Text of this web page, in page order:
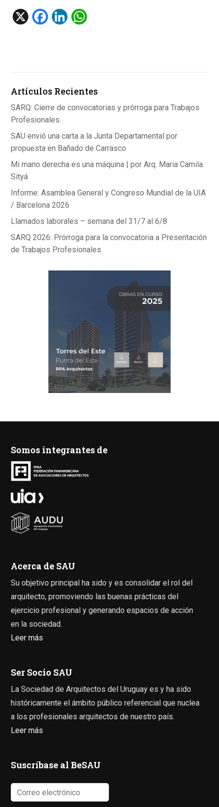
X
F
o
k
Li
p
p
Artículos Recientes
SARQ: Cierre de convocatorias y prórroga para Trabajos
Profesionales
SAU envió una carta a la Junta Departamental por
propuesta en Bañado de Carrasco
Mi mano derecha es una máquina | por Arq. Maria Camila
Sityá
Informe: Asamblea General y Congreso Mundial de la UIA
/ Barcelona 2026
Llamados laborales – semana del 31/7 al 6/8
SARQ 2026: Prórroga para la convocatoria a Presentación
de Trabajos Profesionales
Somos integrantes de
Acerca de SAU
Su objetivo principal ha sido y es consolidar el rol del
arquitecto, promoviendo las buenas prácticas del
ejercicio profesional y generando espacios de acción
en la sociedad.
Leer más
Ser Socio SAU
La Sociedad de Arquitectos del Uruguay es y ha sido
históricamente el ámbito público referencial que nuclea
a los profesionales arquitectos de nuestro país.
Leer más
Suscríbase al BeSAU